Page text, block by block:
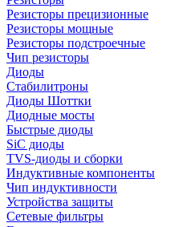
Резисторы прецизионные
Резисторы мощные
Резисторы подстроечные
Чип резисторы
Диоды
Стабилитроны
Диоды Шоттки
Диодные мосты
Быстрые диоды
SiC диоды
TVS-диоды и сборки
Индуктивные компоненты
Чип индуктивности
Устройства защиты
Сетевые фильтры